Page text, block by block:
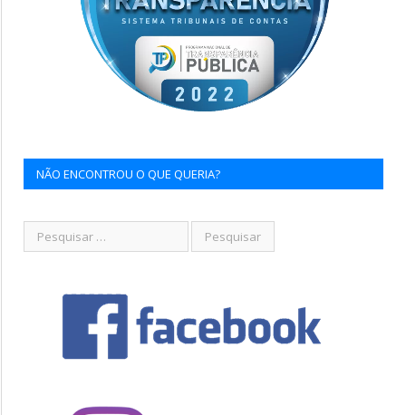
NÃO ENCONTROU O QUE QUERIA?